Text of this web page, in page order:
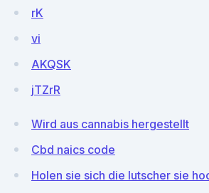
rK
vi
AKQSK
jTZrR
Wird aus cannabis hergestellt
Cbd naics code
Holen sie sich die lutscher sie